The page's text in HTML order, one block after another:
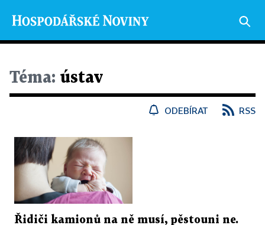
Téma: ústav
ODEBÍRAT RSS
Řidiči kamionů na ně musí, pěstouni ne.